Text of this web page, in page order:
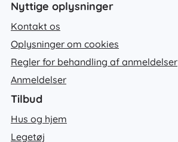
Nyttige oplysninger
Kontakt os
Oplysninger om cookies
Regler for behandling af anmeldelser
Anmeldelser
Tilbud
Hus og hjem
Legetøj